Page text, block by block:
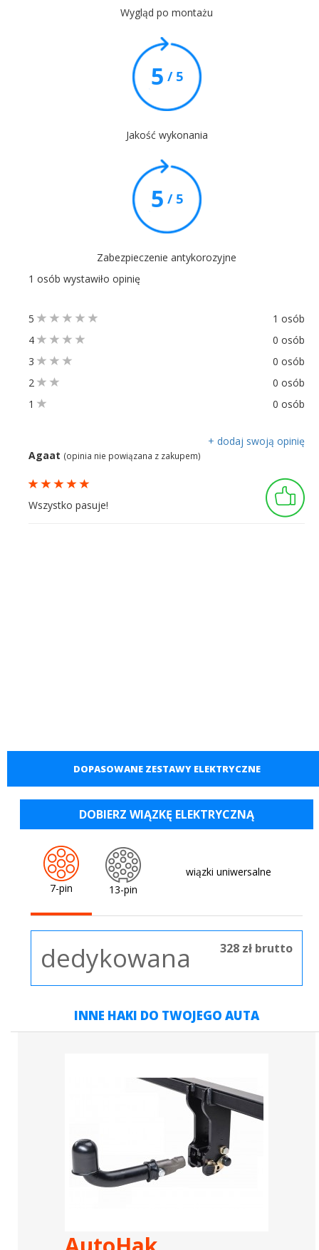
Wygląd po montażu
5 / 5
Jakość wykonania
5 / 5
Zabezpieczenie antykorozyjne
1 osób wystawiło opinię
5
1 osób
4
0 osób
3
0 osób
2
0 osób
1
0 osób
+ dodaj swoją opinię
Agaat (opinia nie powiązana z zakupem)
Wszystko pasuje!
DOPASOWANE ZESTAWY ELEKTRYCZNE
DOBIERZ WIĄZKĘ ELEKTRYCZNĄ
7-pin 13-pin
wiązki uniwersalne
dedykowana 328 zł brutto
INNE HAKI DO TWOJEGO AUTA